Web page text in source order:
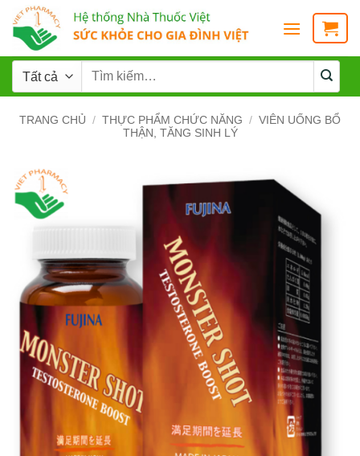
TRANG CHỦ / THỰC PHẨM CHỨC NĂNG / VIÊN UỐNG BỔ
THẬN, TĂNG SINH LÝ